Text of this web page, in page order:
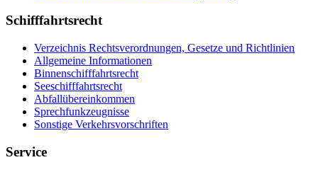
Schifffahrtsrecht
Verzeichnis Rechtsverordnungen, Gesetze und Richtlinien
Allgemeine Informationen
Binnenschifffahrtsrecht
Seeschifffahrtsrecht
Abfallübereinkommen
Sprechfunkzeugnisse
Sonstige Verkehrsvorschriften
Service